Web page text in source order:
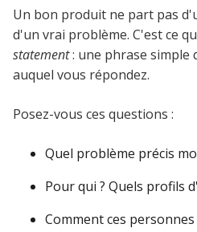
Un bon produit ne part pas
d'un vrai problème. C'est ce
statement: une phrase simple
auquel vous répondez.
Posez-vous ces questions :
Quel problème précis
Pour qui ? Quels profils
Comment ces